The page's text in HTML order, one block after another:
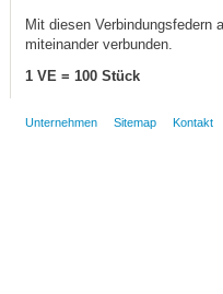
Mit diesen Verbindungsfedern
miteinander verbunden.
1 VE = 100 Stück
Unternehmen Sitemap Kontakt